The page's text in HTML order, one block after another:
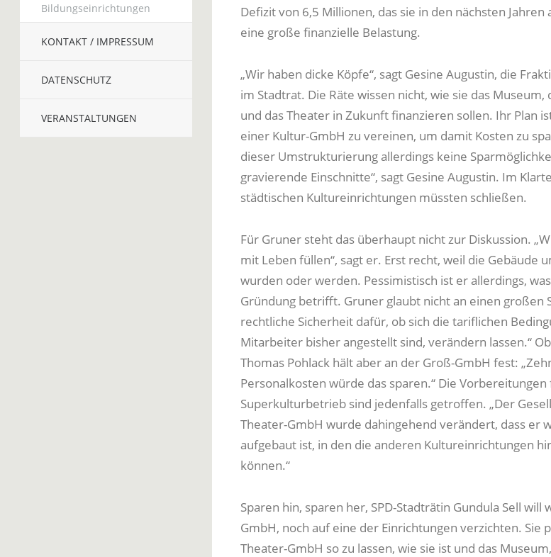
Bildungseinrichtungen
KONTAKT / IMPRESSUM
DATENSCHUTZ
VERANSTALTUNGEN
Defizit von 6,5 Millionen, das sie in den nächsten Jahren
eine große finanzielle Belastung.
„Wir haben dicke Köpfe“, sagt Gesine Augustin, die
im Stadtrat. Die Räte wissen nicht, wie sie das
und das Theater in Zukunft finanzieren sollen. Ihr Plan
einer Kultur-GmbH zu vereinen, um damit Kosten zu
dieser Umstrukturierung allerdings keine
gravierende Einschnitte“, sagt Gesine Augustin. Im
städtischen Kultureinrichtungen müssten schließen.
Für Gruner steht das überhaupt nicht zur Diskussion.
mit Leben füllen“, sagt er. Erst recht, weil die Gebäude
wurden oder werden. Pessimistisch ist er allerdings,
Gründung betrifft. Gruner glaubt nicht an einen großen
rechtliche Sicherheit dafür, ob sich die tariflichen
Mitarbeiter bisher angestellt sind, verändern lassen.“
Thomas Pohlack hält aber an der Groß-GmbH fest:
Personalkosten würde das sparen.“ Die
Superkulturbetrieb sind jedenfalls getroffen. „Der
Theater-GmbH wurde dahingehend verändert, dass er
aufgebaut ist, in den die anderen Kultureinrichtungen
können.“
Sparen hin, sparen her, SPD-Stadträtin Gundula Sell
GmbH, noch auf eine der Einrichtungen verzichten. Sie
Theater-GmbH so zu lassen, wie sie ist und das